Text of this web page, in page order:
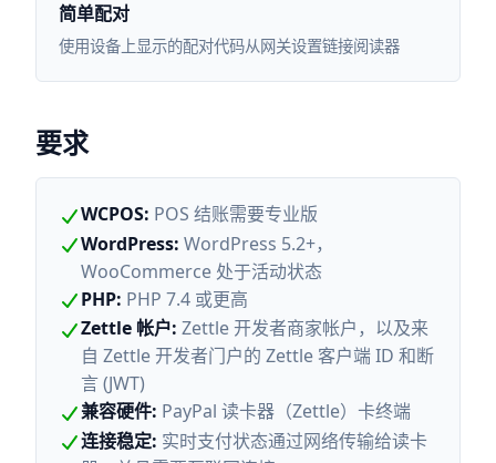
简单配对
使用设备上显示的配对代码从网关设置链接阅读器
要求
WCPOS: POS 结账需要专业版
WordPress: WordPress 5.2+，
WooCommerce 处于活动状态
PHP: PHP 7.4 或更高
Zettle 帐户: Zettle 开发者商家帐户，以及来
自 Zettle 开发者门户的 Zettle 客户端 ID 和断
言 (JWT)
兼容硬件: PayPal 读卡器（Zettle）卡终端
连接稳定: 实时支付状态通过网络传输给读卡